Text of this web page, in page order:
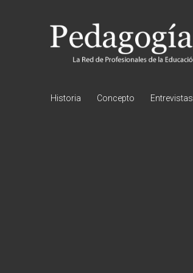
Pedagogía
Historia Concepto Entrevistas